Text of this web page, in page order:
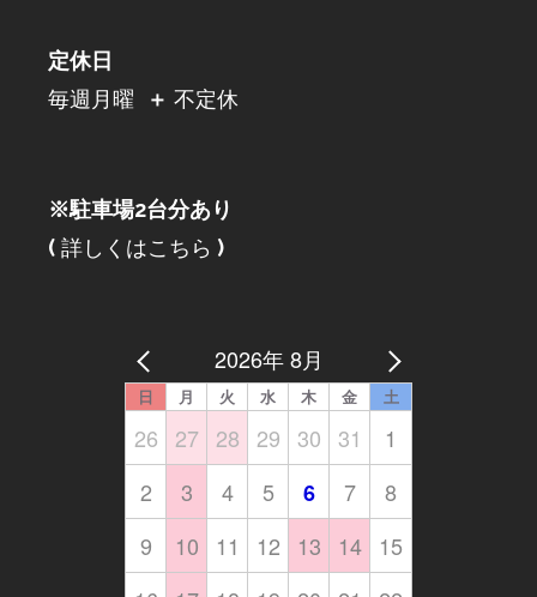
定休日
毎週月曜
＋ 不定休
※駐車場2台分あり
( 詳しくはこちら )
2026年 8月
日 月 火 水 木 金 土
26 27 28 29 30 31
1
2
3 4 5 6 7
8
9
10 11 12 13 14
15